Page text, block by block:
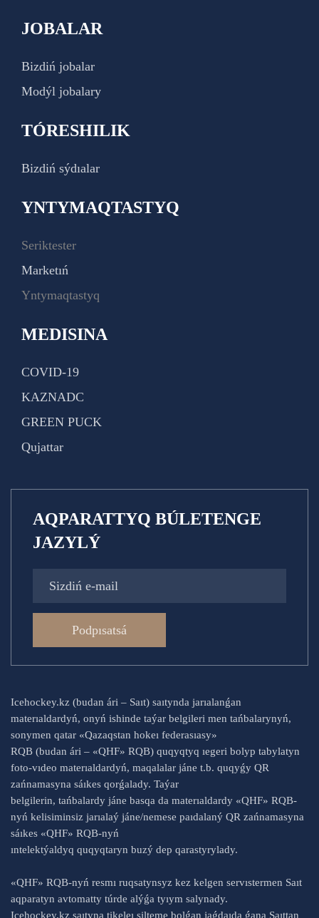
JOBALAR
Bizdiń jobalar
Modýl jobalary
TÓRESHILIK
Bizdiń sýdıalar
YNTYMAQTASTYQ
Seriktester
Marketıń
Yntymaqtastyq
MEDISINA
COVID-19
KAZNADC
GREEN PUCK
Qujattar
AQPARATTYQ BÚLETENGE
JAZYLÝ
Podpısatsá
Icehockey.kz (budan ári – Saıt) saıtynda jarıalanǵan
materıaldardyń, onyń ishinde taýar belgileri men tańbalarynyń,
sonymen qatar «Qazaqstan hokeı federasıasy»
RQB (budan ári – «QHF» RQB) quqyqtyq ıegeri bolyp tabylatyn
foto-vıdeo materıaldardyń, maqalalar jáne t.b. quqyǵy QR
zańnamasyna sáıkes qorǵalady. Taýar
belgilerin, tańbalardy jáne basqa da materıaldardy «QHF» RQB-
nyń kelisiminsiz jarıalaý jáne/nemese paıdalaný QR zańnamasyna
sáıkes «QHF» RQB-nyń
ıntelektýaldyq quqyqtaryn buzý dep qarastyrylady.
«QHF» RQB-nyń resmı ruqsatynsyz kez kelgen servıstermen Saıt
aqparatyn avtomatty túrde alýǵa tyıym salynady.
Icehockey.kz saıtyna tikeleı silteme bolǵan jaǵdaıda ǵana Saıttan